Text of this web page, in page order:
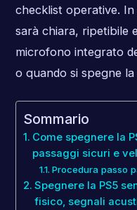
checklist operative.
sarà chiara, ripetibile
microfono integrato
o quando si spegne
Sommario
Come spegnere la
passaggi sicuri e
Procedura passo
Spegnere la PS5
fisico, segnali